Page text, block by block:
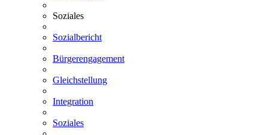
Soziales
Sozialbericht
Bürgerengagement
Gleichstellung
Integration
Soziales